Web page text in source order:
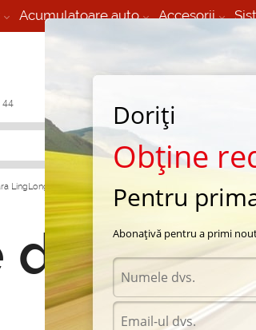
Acumulatoare auto Accesorii
44
stop în toate regiunile
(L-V) 9:00 -
LingLong in Frunza /
vara
Doriți
Obține
Pentru
Abonațivă pentru a primi